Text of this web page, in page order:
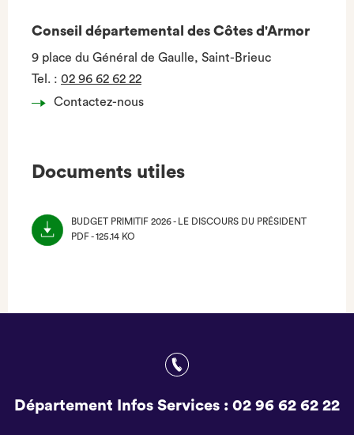
Conseil départemental des Côtes d'Armor
9 place du Général de Gaulle, Saint-Brieuc
Tel. : 02 96 62 62 22
Contactez-nous
Documents utiles
BUDGET PRIMITIF 2026 - LE DISCOURS DU PRÉSIDENT
PDF - 125.14 KO
Département Infos Services : 02 96 62 62 22